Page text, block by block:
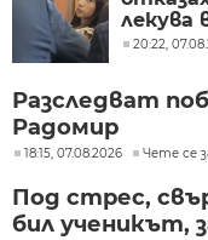
лекува
20:22,
Разследват
Радомир
18:15, 07.08.2026 Чете се
Под стрес,
бил ученикът,